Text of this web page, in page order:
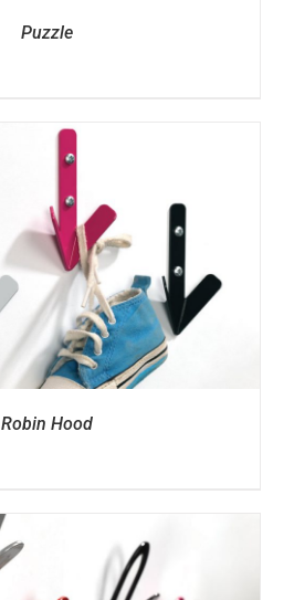
Puzzle
Robin Hood